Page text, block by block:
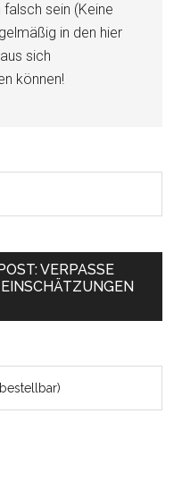
sein (Keine
in den hier
sich
können!
VERPASSE